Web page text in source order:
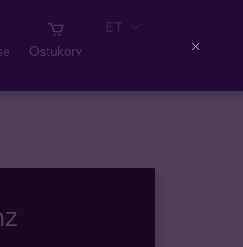
Ostukorv
ET
Close